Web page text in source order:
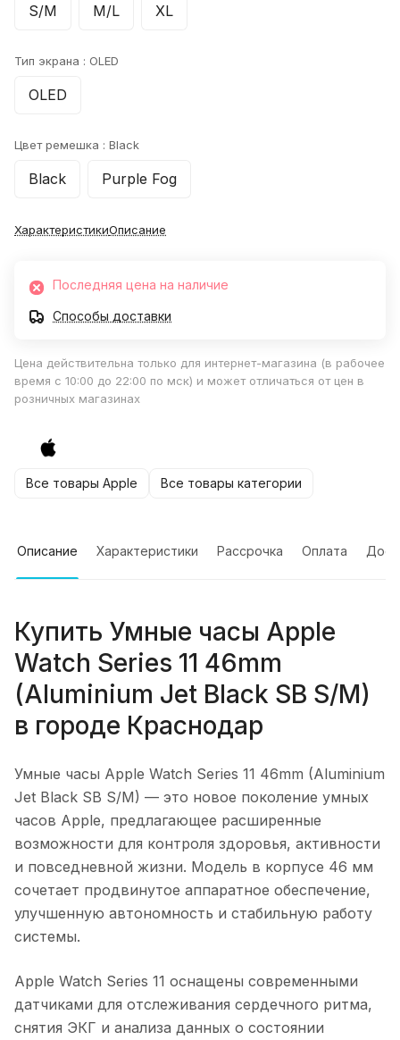
S/M M/L XL
Тип экрана : OLED
OLED
Цвет ремешка : Black
Black Purple Fog
ХарактеристикиОписание
Последняя цена на наличие
Способы доставки
Цена действительна только для интернет-магазина (в рабочее
время с 10:00 до 22:00 по мск) и может отличаться от цен в
розничных магазинах
Все товары Apple Все товары категории
Описание Характеристики Рассрочка Оплата
Купить Умные часы Apple
Watch Series 11 46mm
(Aluminium Jet Black SB S/M)
в городе Краснодар
Умные часы Apple Watch Series 11 46mm (Aluminium
Jet Black SB S/M) — это новое поколение умных
часов Apple, предлагающее расширенные
возможности для контроля здоровья, активности
и повседневной жизни. Модель в корпусе 46 мм
сочетает продвинутое аппаратное обеспечение,
улучшенную автономность и стабильную работу
системы.
Apple Watch Series 11 оснащены современными
датчиками для отслеживания сердечного ритма,
снятия ЭКГ и анализа данных о состоянии